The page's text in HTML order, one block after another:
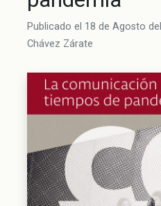
Publicado el 18 de Agosto
Chávez Zárate